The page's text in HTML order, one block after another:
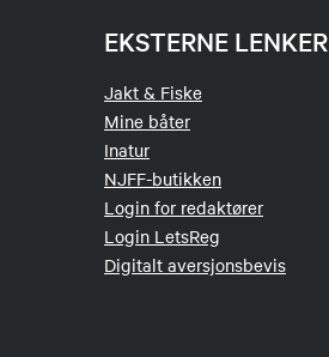
EKSTERNE LENKER
Jakt & Fiske
Mine båter
Inatur
NJFF-butikken
Login for redaktører
Login LetsReg
Digitalt aversjonsbevis